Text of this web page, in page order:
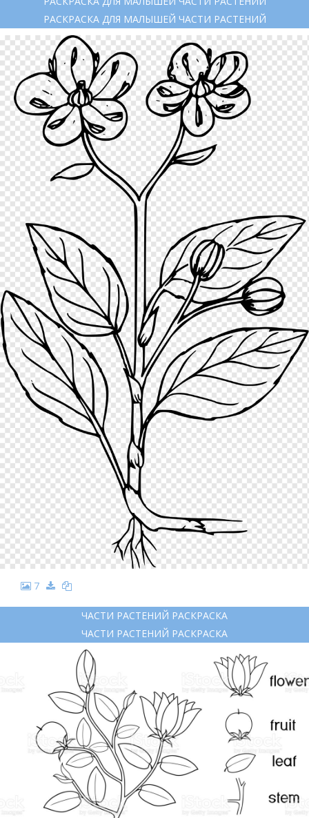
РАСКРАСКА ДЛЯ МАЛЫШЕЙ ЧАСТИ РАСТЕНИЙ
7
ЧАСТИ РАСТЕНИЙ РАСКРАСКА
ЧАСТИ РАСТЕНИЙ РАСКРАСКА